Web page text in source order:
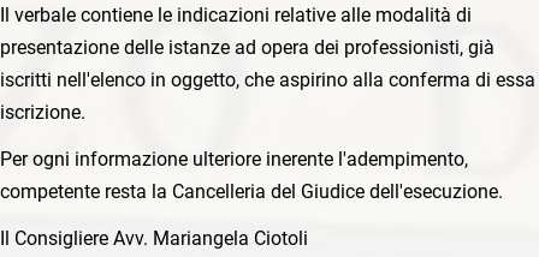
Il verbale contiene le indicazioni relative alle modalità di
presentazione delle istanze ad opera dei professionisti, già
iscritti nell'elenco in oggetto, che aspirino alla conferma di essa
iscrizione.
Per ogni informazione ulteriore inerente l'adempimento,
competente resta la Cancelleria del Giudice dell'esecuzione.
Il Consigliere Avv. Mariangela Ciotoli